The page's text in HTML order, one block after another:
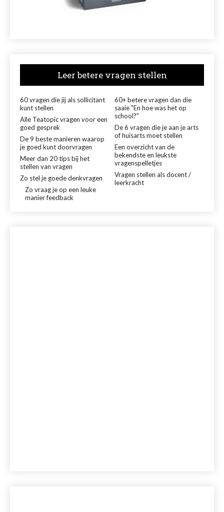
Leer betere vragen stellen
60 vragen die jij als sollicitant
kunt stellen
60+ betere vragen dan die
saaie "En hoe was het op
school?"
Alle Teatopic vragen voor een
goed gesprek
De 6 vragen die je aan je arts
of huisarts moet stellen
De 9 beste manieren waarop
je goed kunt doorvragen
Een overzicht van de
bekendste en leukste
vragenspelletjes
Meer dan 20 tips bij het
stellen van vragen
Vragen stellen als docent /
leerkracht
Zo stel je goede denkvragen
Zo vraag je op een leuke
manier feedback